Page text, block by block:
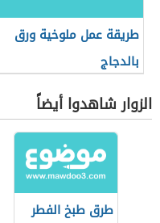
طريقة عمل ملوخية ورق
بالدجاج
الزوار شاهدوا أيضاً
طرق طبخ الفطر